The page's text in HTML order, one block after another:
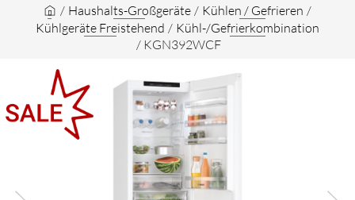
/ Haushalts-Großgeräte / Kühlen / Gefrieren /
Kühlgeräte Freistehend / Kühl-/Gefrierkombination
/ KGN392WCF